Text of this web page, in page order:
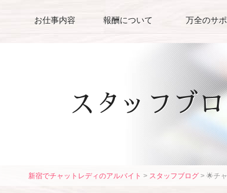
お仕事内容 報酬について 万全のサ
スタッフブ
新宿でチャットレディのアルバイト > スタッフブログ > 🌟チ